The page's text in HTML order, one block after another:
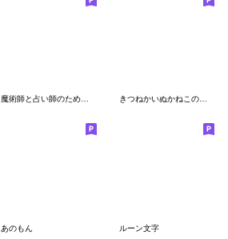
魔術師と占い師のための惑星記号絵文字 きつねかいぬかねこの絵文字2
あのもん ルーン文字